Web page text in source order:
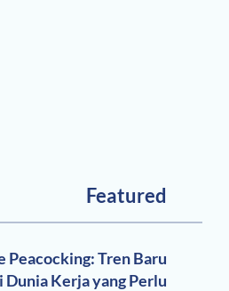
Featured
Peacocking: Tren Baru
Dunia Kerja yang Perlu